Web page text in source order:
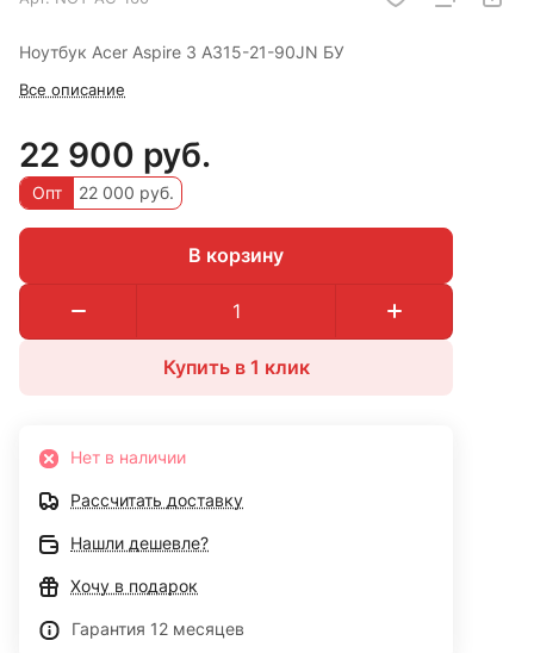
Ноутбук Acer Aspire 3 A315-21-90JN БУ
Все описание
22 900 руб.
Опт 22 000 руб.
В корзину
Купить в 1 клик
Нет в наличии
Рассчитать доставку
Нашли дешевле?
Хочу в подарок
Гарантия 12 месяцев